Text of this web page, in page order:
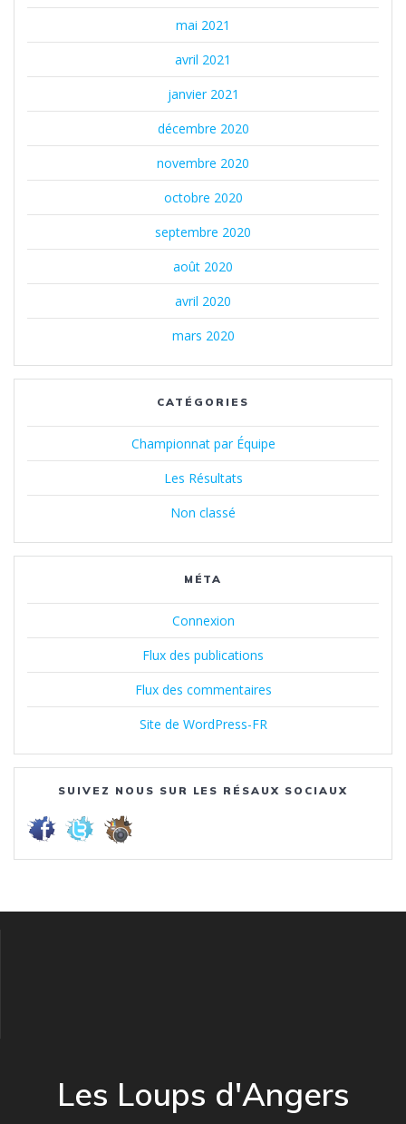
mai 2021
avril 2021
janvier 2021
décembre 2020
novembre 2020
octobre 2020
septembre 2020
août 2020
avril 2020
mars 2020
CATÉGORIES
Championnat par Équipe
Les Résultats
Non classé
MÉTA
Connexion
Flux des publications
Flux des commentaires
Site de WordPress-FR
SUIVEZ NOUS SUR LES RÉSAUX SOCIAUX
Les Loups d'Angers